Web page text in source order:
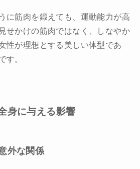
に筋肉を鍛えても、運動能力が高
せかけの筋肉ではなく、しなやか
性が理想とする美しい体型であ
す。
身に与える影響
外な関係